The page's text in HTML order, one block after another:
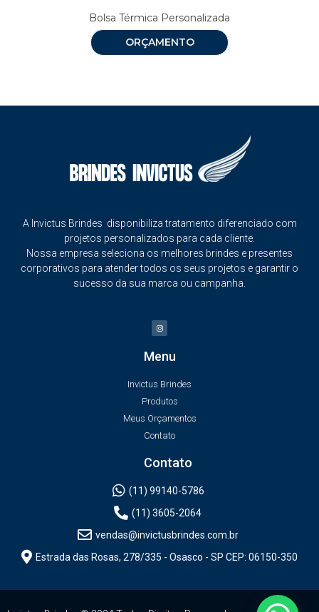
Bolsa Térmica Personalizada
ORÇAMENTO
A Invictus Brindes disponibiliza tratamento diferenciado com
projetos personalizados para cada cliente.
Nossa empresa seleciona os melhores brindes e presentes
corporativos para atender todos os seus projetos e garantir o
sucesso da sua marca ou campanha.
Menu
Invictus Brindes
Produtos
Meus Orçamentos
Contato
Contato
(11) 99140-5786
(11) 3605-2064
vendas@invictusbrindes.com.br
Estrada das Rosas, 278/335 - Osasco - SP CEP: 06150-350